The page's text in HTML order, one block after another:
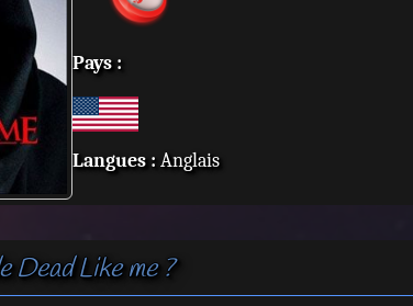
Pays :
Langues : Anglais
Dead Like me ?